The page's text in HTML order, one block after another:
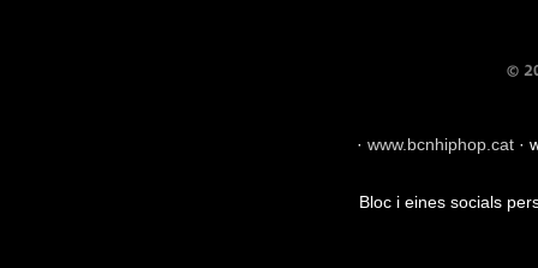
· www.bcnhiphop.cat ·
Bloc i eines socials